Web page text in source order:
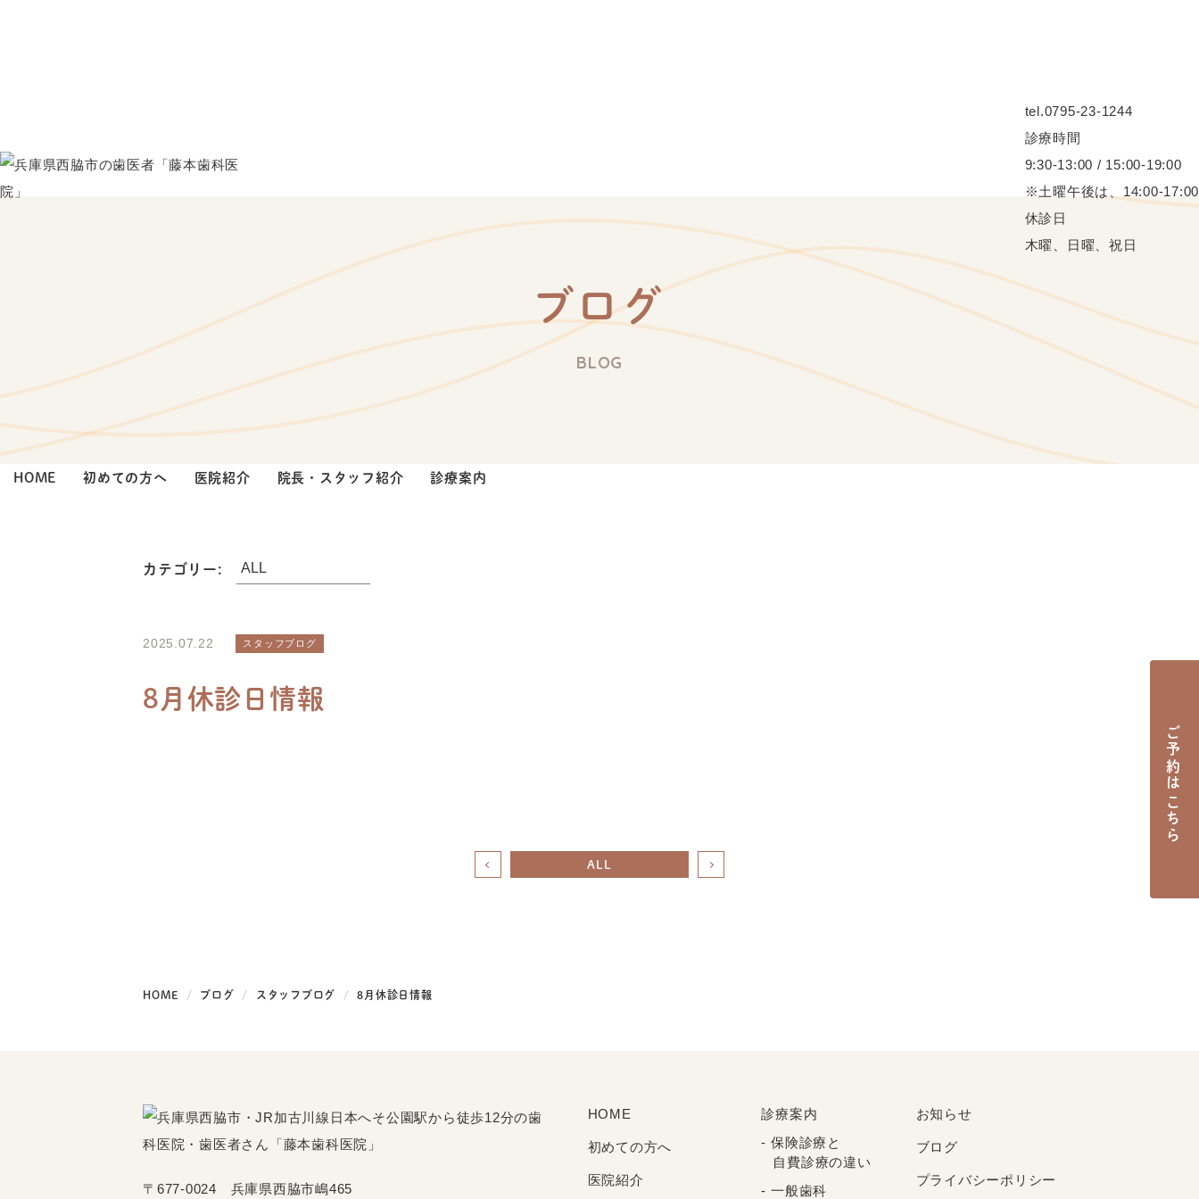
tel.0795-23-1244
診療時間
9:30-13:00 / 15:00-19:00
※土曜午後は、14:00-17:00
休診日
木曜、日曜、祝日
ブログ
BLOG
HOME 初めての方へ 医院紹介 院長・スタッフ紹介 診療案内
カテゴリー:
2025.07.22 スタッフブログ
8月休診日情報
ALL
HOME ブログ スタッフブログ 8月休診日情報
〒677-0024 兵庫県西脇市嶋465
HOME
初めての方へ​
医院紹介​
診療案内
保険診療と
自費診療の違い​
一般歯科​
お知らせ
ブログ
プライバシーポリシー
ご予約はこちら